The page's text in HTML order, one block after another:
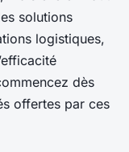
solutions
logistiques,
dès
offertes par ces